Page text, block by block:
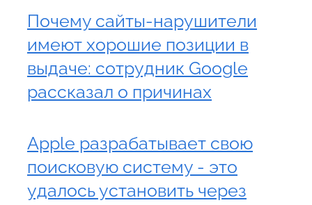
Почему сайты-нарушители
имеют хорошие позиции в
выдаче: сотрудник Google
рассказал о причинах
Apple разрабатывает свою
поисковую систему - это
удалось установить через